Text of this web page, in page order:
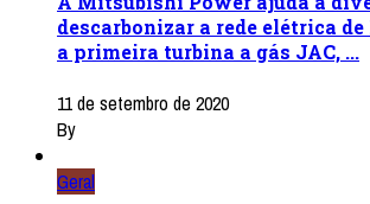
descarbonizar a rede elétrica
a primeira turbina a gás JAC, ...
11 de setembro de 2020
By
Geral